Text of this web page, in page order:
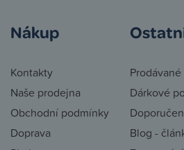
Nákup
Kontakty
Naše prodejna
Obchodní podmínky
Doprava
Dárkové
Blog -